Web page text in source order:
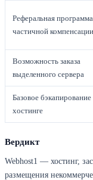
Реферальная
частичной компенсации
Возможность заказа
выделенного сервера
Базовое бэкапирование
хостинге
Вердикт
Webhost1 — хостинг,
размещения